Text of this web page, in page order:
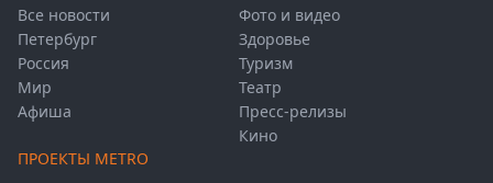
Все новости
Петербург
Россия
Мир
Афиша
Фото и видео
Здоровье
Туризм
Театр
Пресс-релизы
Кино
ПРОЕКТЫ METRO